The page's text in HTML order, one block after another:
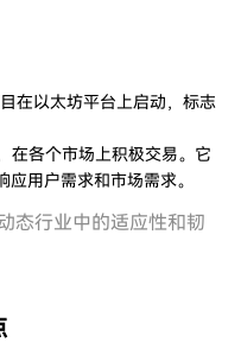
在以太坊平台上启动，标志
在各个市场上积极交易。它
用户需求和市场需求。
态行业中的适应性和韧